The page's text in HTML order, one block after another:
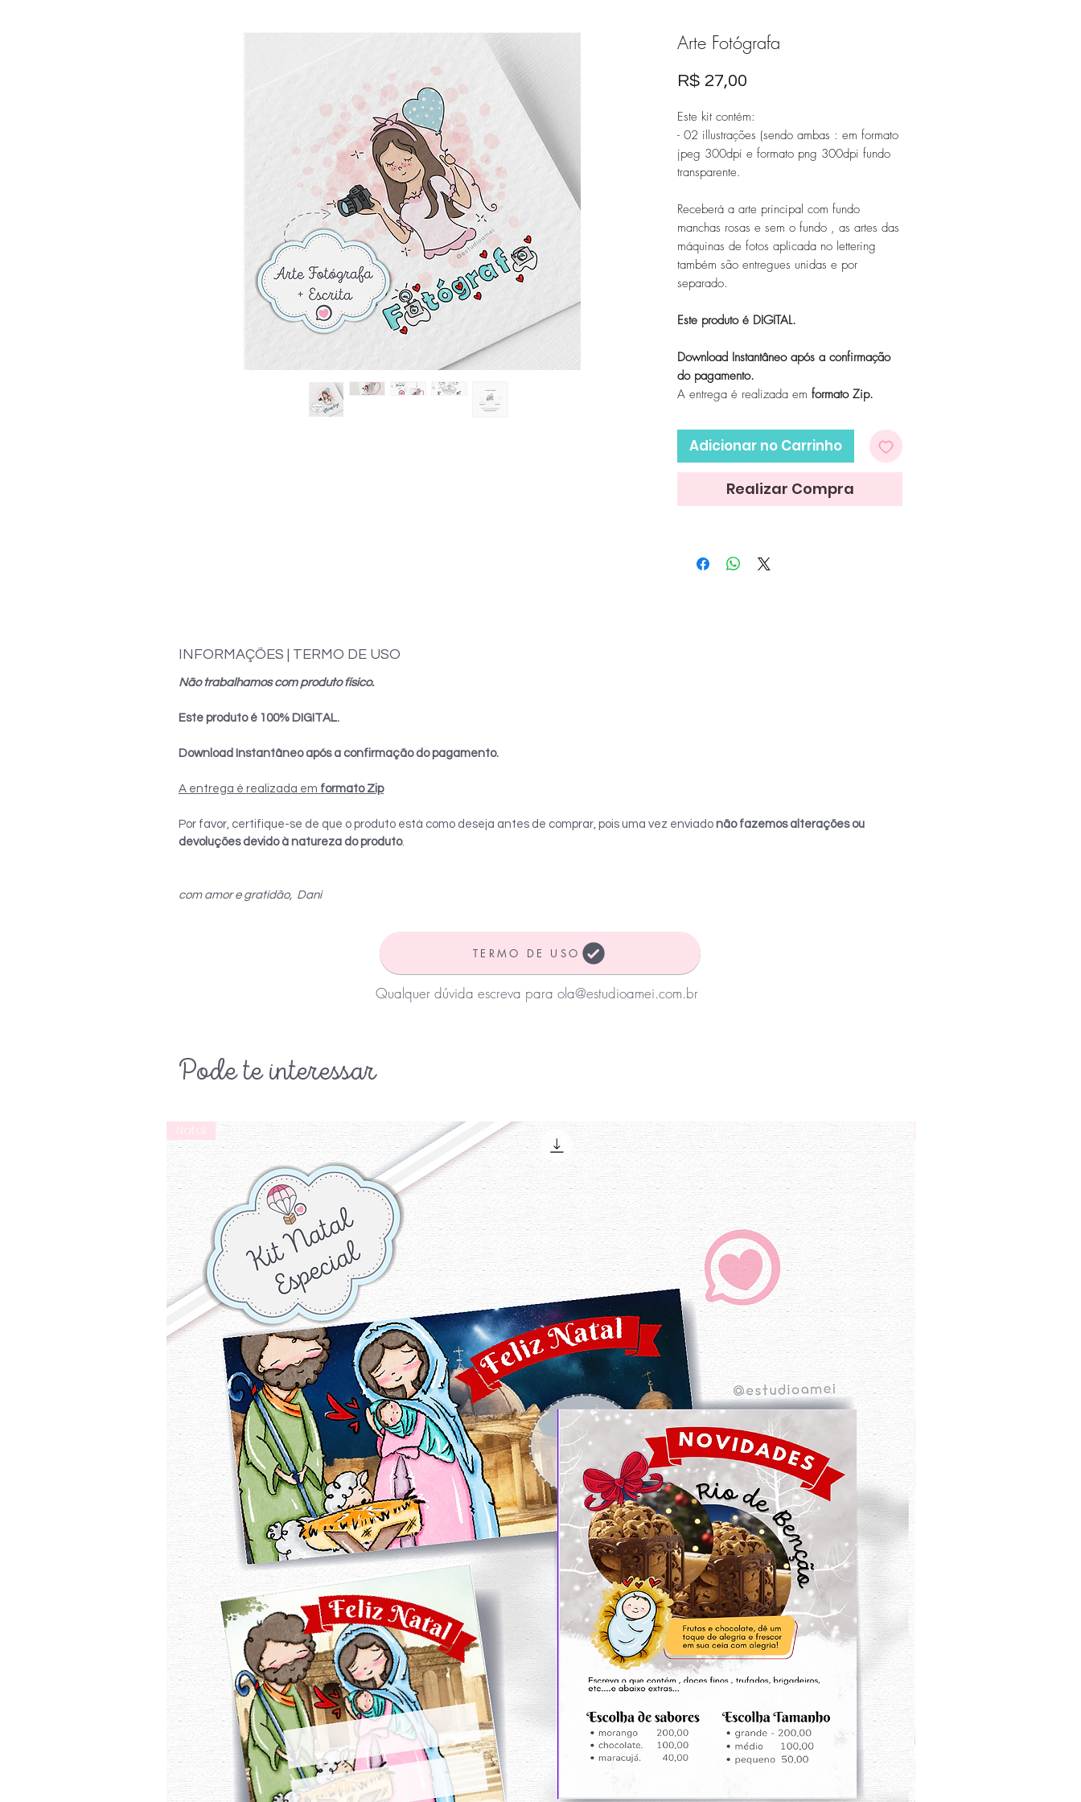
Arte Fotógrafa
R$ 27,00
Este kit contém:
- 02 illustrações (sendo ambas : em formato
jpeg 300dpi e formato png 300dpi fundo
transparente.
Receberá a arte principal com fundo
manchas rosas e sem o fundo , as artes das
máquinas de fotos aplicada no lettering
também são entregues unidas e por
separado.
Este produto é DIGITAL.
Download Instantâneo após a confirmação
do pagamento.
A entrega é realizada em formato Zip.
Adicionar no Carrinho
Realizar Compra
INFORMAÇÕES | TERMO DE USO
Não trabalhamos com produto físico.
Este produto é 100% DIGITAL.
Download Instantâneo após a confirmação do pagamento.
A entrega é realizada em formato Zip
Por favor, certifique-se de que o produto está como deseja antes de comprar, pois uma vez enviado não fazemos alterações ou
devoluções devido à natureza do produto.
com amor e gratidão, Dani
TERMO DE USO
Qualquer dúvida escreva para ola@estudioamei.com.br
Pode te interessar
Natal